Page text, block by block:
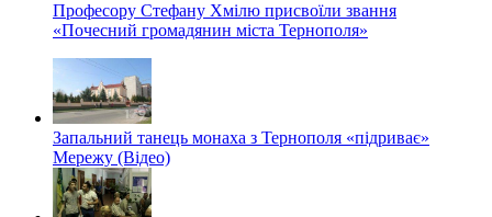
Професору Стефану Хмілю присвоїли звання
«Почесний громадянин міста Тернополя»
Запальний танець монаха з Тернополя «підриває»
Мережу (Відео)